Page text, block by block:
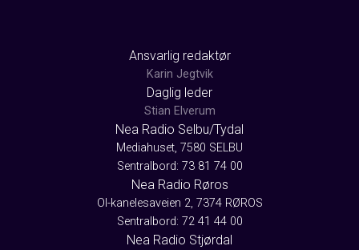
Ansvarlig redaktør
Karin Jegtvik
Daglig leder
Stian Elverum
Nea Radio Selbu/Tydal
Mediahuset, 7580 SELBU
Sentralbord: 73 81 74 00
Nea Radio Røros
Ol-kanelesaveien 2, 7374 RØROS
Sentralbord: 72 41 44 00
Nea Radio Stjørdal